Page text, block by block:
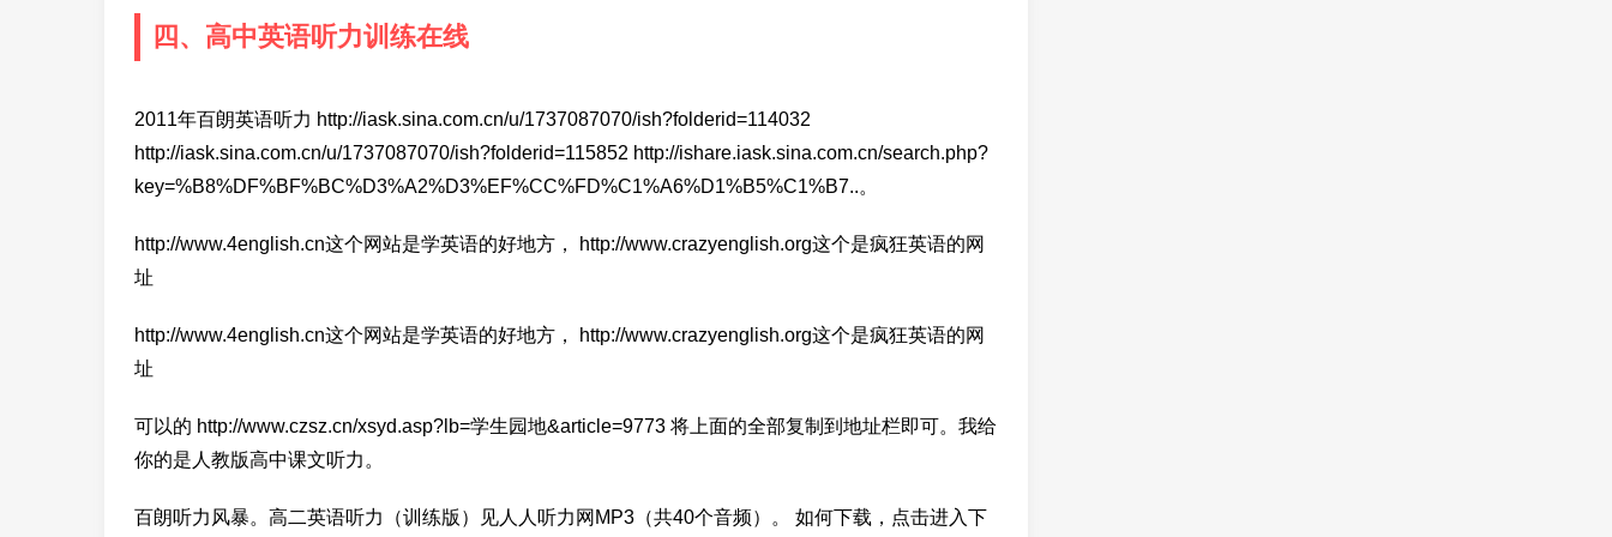
四、高中英语听力训练在线
2011年百朗英语听力 http://iask.sina.com.cn/u/1737087070/ish?folderid=114032
http://iask.sina.com.cn/u/1737087070/ish?folderid=115852 http://ishare.iask.sina.com.cn/search.php?
key=%B8%DF%BF%BC%D3%A2%D3%EF%CC%FD%C1%A6%D1%B5%C1%B7..。
http://www.4english.cn这个网站是学英语的好地方， http://www.crazyenglish.org这个是疯狂英语的网
址
http://www.4english.cn这个网站是学英语的好地方， http://www.crazyenglish.org这个是疯狂英语的网
址
可以的 http://www.czsz.cn/xsyd.asp?lb=学生园地&article=9773 将上面的全部复制到地址栏即可。我给
你的是人教版高中课文听力。
百朗听力风暴。高二英语听力（训练版）见人人听力网MP3（共40个音频）。 如何下载，点击进入下